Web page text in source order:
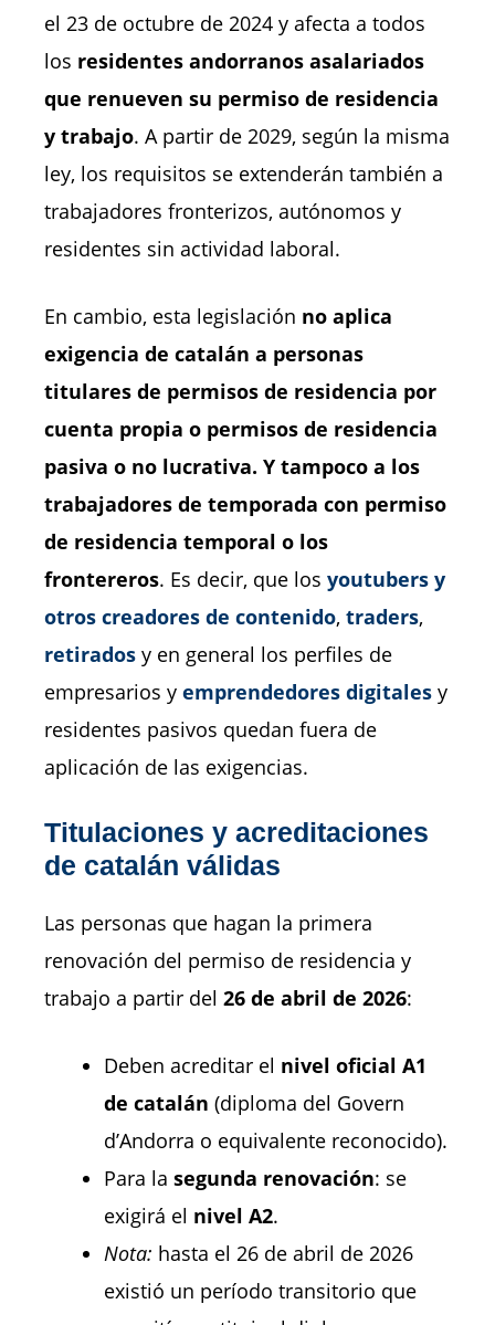
el 23 de octubre de 2024 y afecta a todos
los residentes andorranos asalariados
que renueven su permiso de residencia
y trabajo. A partir de 2029, según la misma
ley, los requisitos se extenderán también a
trabajadores fronterizos, autónomos y
residentes sin actividad laboral.
En cambio, esta legislación no aplica
exigencia de catalán a personas
titulares de permisos de residencia por
cuenta propia o permisos de residencia
pasiva o no lucrativa. Y tampoco a los
trabajadores de temporada con permiso
de residencia temporal o los
frontereros. Es decir, que los youtubers y
otros creadores de contenido, traders,
retirados y en general los perfiles de
empresarios y emprendedores digitales y
residentes pasivos quedan fuera de
aplicación de las exigencias.
Titulaciones y acreditaciones
de catalán válidas
Las personas que hagan la primera
renovación del permiso de residencia y
trabajo a partir del 26 de abril de 2026:
Deben acreditar el nivel oficial A1
de catalán (diploma del Govern
d’Andorra o equivalente reconocido).
Para la segunda renovación: se
exigirá el nivel A2.
Nota: hasta el 26 de abril de 2026
existió un período transitorio que